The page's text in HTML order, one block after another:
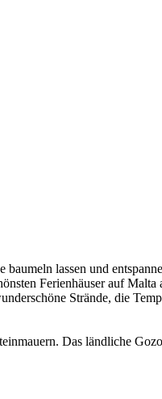
lassen und
Ferienhäuser auf Malta
Strände, die
Das ländliche